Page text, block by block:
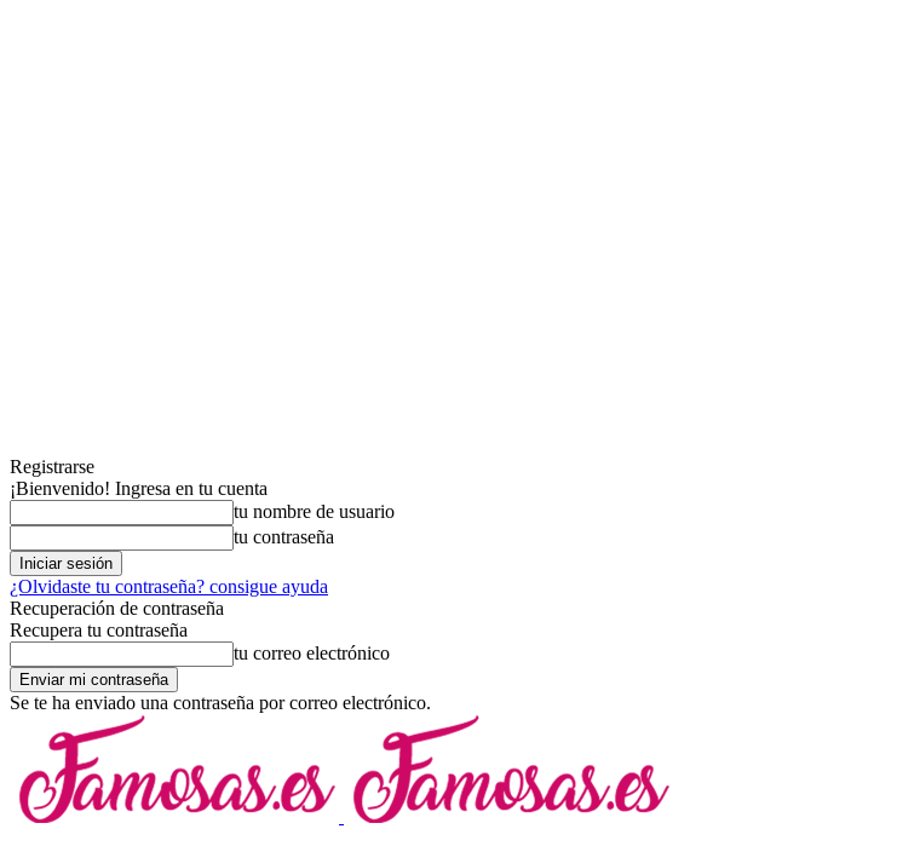
Registrarse
¡Bienvenido! Ingresa en tu cuenta
tu nombre de usuario
tu contraseña
¿Olvidaste tu contraseña? consigue ayuda
Recuperación de contraseña
Recupera tu contraseña
tu correo electrónico
Se te ha enviado una contraseña por correo electrónico.